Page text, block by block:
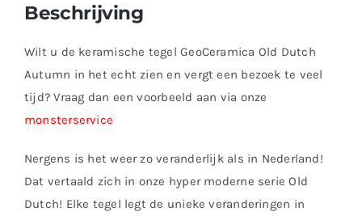
Beschrijving
Wilt u de keramische tegel GeoCeramica Old Dutch
Autumn in het echt zien en vergt een bezoek te veel
tijd? Vraag dan een voorbeeld aan via onze
monsterservice
Nergens is het weer zo veranderlijk als in Nederland!
Dat vertaald zich in onze hyper moderne serie Old
Dutch! Elke tegel legt de unieke veranderingen in